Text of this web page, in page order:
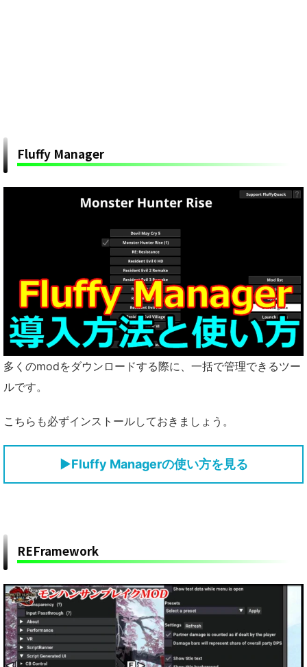
Fluffy Manager
多くのmodをダウンロードする際に、一括で管理できるツー
ルです。
こちらも必ずインストールしておきましょう。
▶Fluffy Managerの使い方を見る
REFramework